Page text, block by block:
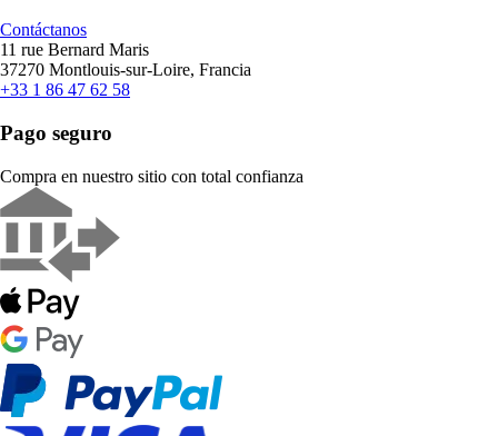
Contáctanos
11 rue Bernard Maris
37270 Montlouis-sur-Loire, Francia
+33 1 86 47 62 58
Pago seguro
Compra en nuestro sitio con total confianza